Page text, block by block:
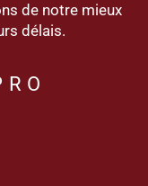
de notre mieux
délais.